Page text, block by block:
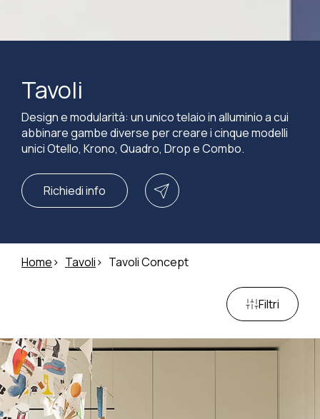
Tavoli
Design e modularità: un unico telaio in alluminio a cui
abbinare gambe diverse per creare i cinque modelli
unici Otello, Krono, Quadro, Drop e Combo.
Richiedi info
Home Tavoli Tavoli Concept
Filtri